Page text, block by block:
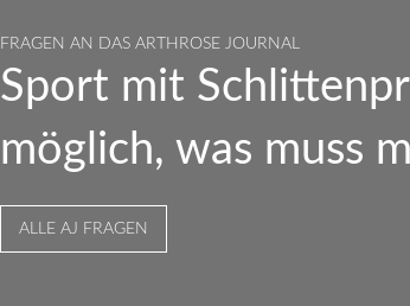
FRAGEN AN DAS ARTHROSE JOURNAL
Sport mit
möglich, was muss
ALLE AJ FRAGEN